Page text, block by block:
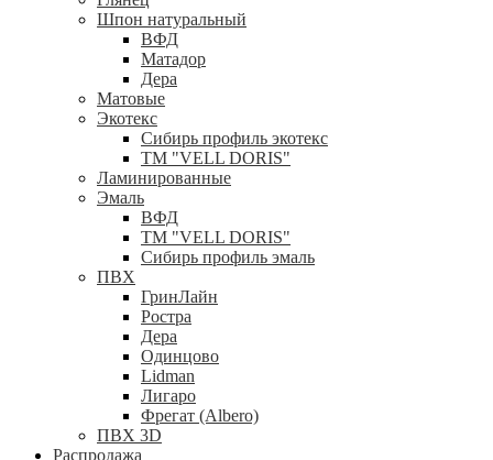
Шпон натуральный
ВФД
Матадор
Дера
Матовые
Экотекс
Сибирь профиль экотекс
ТМ "VELL DORIS"
Ламинированные
Эмаль
ВФД
ТМ "VELL DORIS"
Сибирь профиль эмаль
ПВХ
ГринЛайн
Ростра
Дера
Одинцово
Lidman
Лигаро
Фрегат (Albero)
ПВХ 3D
Распродажа